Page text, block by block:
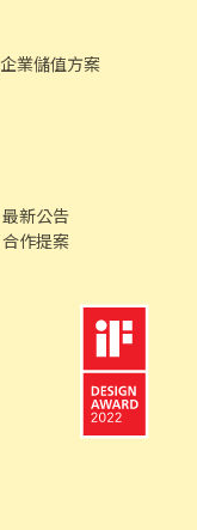
企業儲值方案
最新公告
合作提案